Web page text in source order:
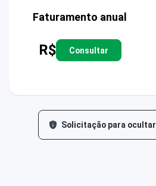
Faturamento anual
R$ Consultar
Solicitação para